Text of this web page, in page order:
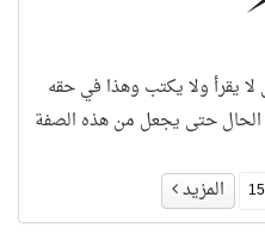
لا يقرأ ولا يكتب وهذا في حقه
حتى يجعل من هذه الصفة
المزيد